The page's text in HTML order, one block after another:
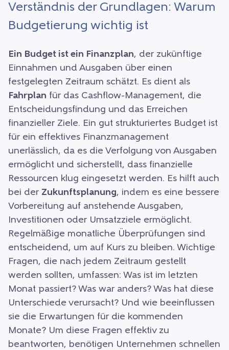
Verständnis der Grundlagen: Warum
Budgetierung wichtig ist
Ein Budget ist ein Finanzplan, der zukünftige
Einnahmen und Ausgaben über einen
festgelegten Zeitraum schätzt. Es dient als
Fahrplan für das Cashflow-Management, die
Entscheidungsfindung und das Erreichen
finanzieller Ziele. Ein gut strukturiertes Budget ist
für ein effektives Finanzmanagement
unerlässlich, da es die Verfolgung von Ausgaben
ermöglicht und sicherstellt, dass finanzielle
Ressourcen klug eingesetzt werden. Es hilft auch
bei der Zukunftsplanung, indem es eine bessere
Vorbereitung auf anstehende Ausgaben,
Investitionen oder Umsatzziele ermöglicht.
Regelmäßige monatliche Überprüfungen sind
entscheidend, um auf Kurs zu bleiben. Wichtige
Fragen, die nach jedem Zeitraum gestellt
werden sollten, umfassen: Was ist im letzten
Monat passiert? Was war anders? Was hat diese
Unterschiede verursacht? Und wie beeinflussen
sie die Erwartungen für die kommenden
Monate? Um diese Fragen effektiv zu
beantworten, benötigen Unternehmen schnellen